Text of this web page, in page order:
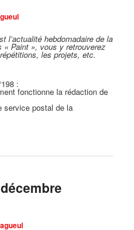
l’actualité hebdomadaire de la
« Paint », vous y retrouverez
les projets, etc.
:
fonctionne la rédaction de
service postal de la